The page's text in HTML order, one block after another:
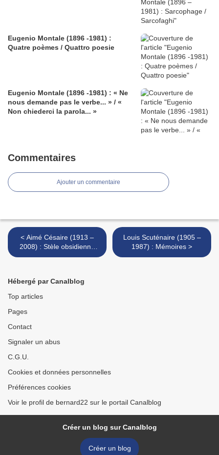
Eugenio Montale (1896 -1981) :
Quatre poèmes / Quattro poesie
Eugenio Montale (1896 -1981) : « Ne
nous demande pas le verbe... » / «
Non chiederci la parola... »
Commentaires
Ajouter un commentaire
< Aimé Césaire (1913 –
2008) : Stèle obsidienne
pour Alioune Diop
Louis Scuténaire (1905 –
1987) : Mémoires >
Hébergé par Canalblog
Top articles
Pages
Contact
Signaler un abus
C.G.U.
Cookies et données personnelles
Préférences cookies
Voir le profil de bernard22 sur le portail Canalblog
Créer un blog sur Canalblog
Créer un blog